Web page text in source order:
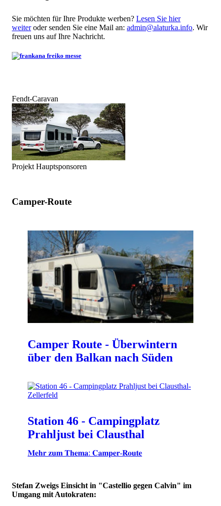
Sie möchten für Ihre Produkte werben? Lesen Sie hier
weiteroder senden Sie eine Mail an: admin@alaturka.info. Wir
freuen uns auf Ihre Nachricht.
Fendt-Caravan
Projekt Hauptsponsoren
Camper-Route
Camper Route - Überwintern
über den Balkan nach Süden
Station 46 - Campingplatz
Prahljust bei Clausthal
𝐌𝐞𝐡𝐫 𝐳𝐮𝐦 𝐓𝐡𝐞𝐦𝐚: 𝐂𝐚𝐦𝐩𝐞𝐫-𝐑𝐨𝐮𝐭𝐞
Stefan Zweigs Einsicht in "Castellio gegen Calvin" im
Umgang mit Autokraten: